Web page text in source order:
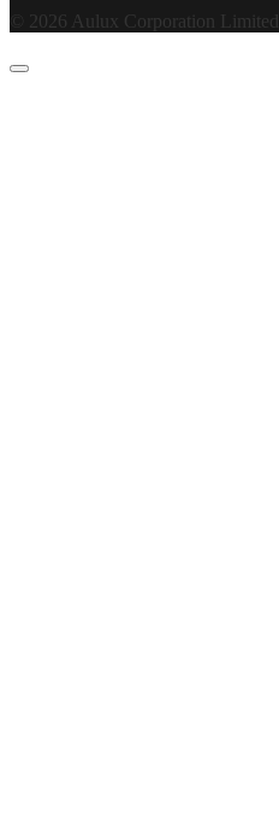
© 2026 Aulux Corporation Limited